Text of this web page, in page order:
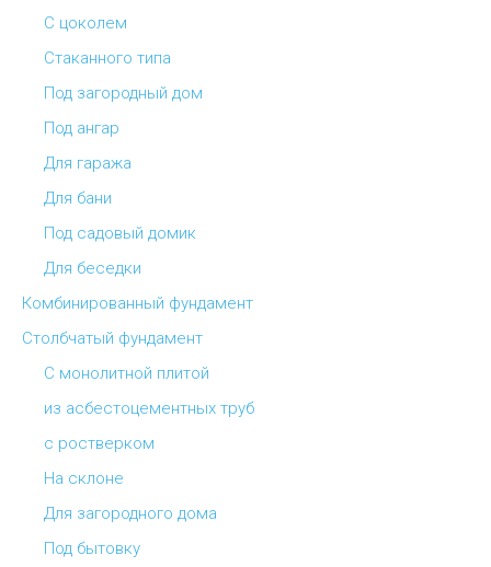
С цоколем
Стаканного типа
Под загородный дом
Под ангар
Для гаража
Для бани
Под садовый домик
Для беседки
Комбинированный фундамент
Столбчатый фундамент
С монолитной плитой
из асбестоцементных труб
с ростверком
На склоне
Для загородного дома
Под бытовку